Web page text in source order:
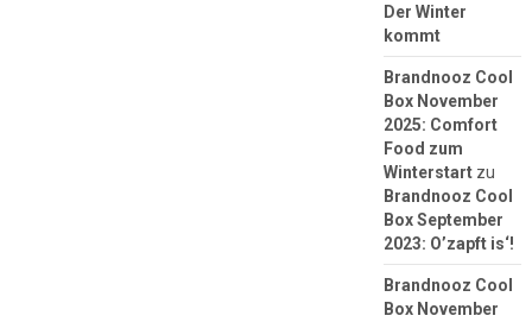
Der Winter
kommt
Brandnooz Cool
Box November
2025: Comfort
Food zum
Winterstartzu
Brandnooz Cool
Box September
2023: O’zapft is‘!
Brandnooz Cool
Box November